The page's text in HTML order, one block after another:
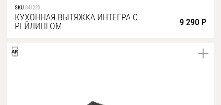
SKU 841220
КУХОННАЯ ВЫТЯЖКА ИНТЕГРА С
РЕЙЛИНГОМ
9 290 Р